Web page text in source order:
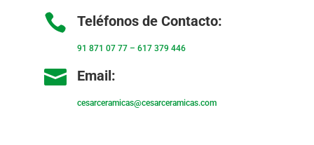
 Teléfonos de Contacto:
91 871 07 77– 617 379 446
 Email:
cesarceramicas@cesarceramicas.com